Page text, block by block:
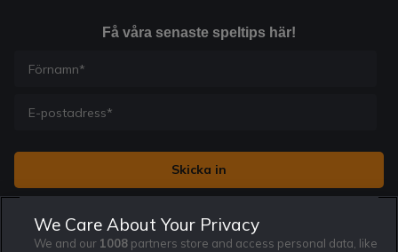
Få våra senaste speltips här!
Jag vill få nyhetsbrev från Rekatochklart och jag är 18+. Regler
och villkor gäller. *
We Care About Your Privacy
We and our 1008 partners store and access personal data, like